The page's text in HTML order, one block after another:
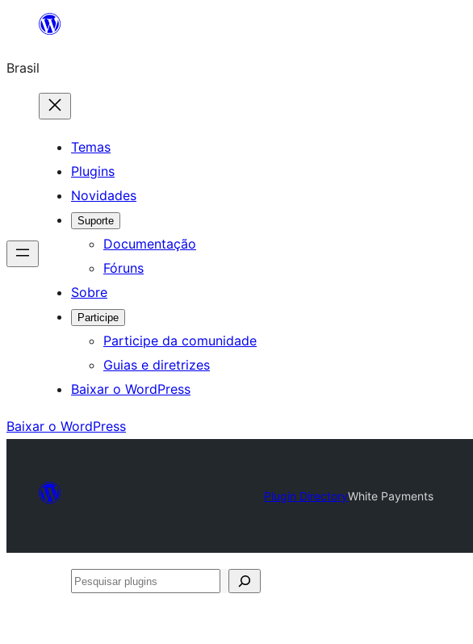
o
conteúdo
Brasil
Temas
Plugins
Novidades
Suporte
Documentação
Fóruns
Sobre
Participe
Participe da comunidade
Guias e diretrizes
Baixar o WordPress
Baixar o WordPress
Plugin DirectoryWhite Payments
Pesquisar